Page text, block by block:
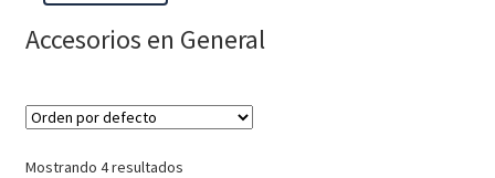
Accesorios en General
Mostrando 4 resultados